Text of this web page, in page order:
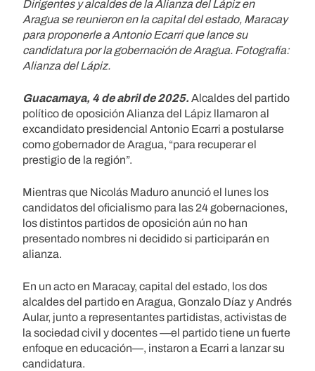
Dirigentes y alcaldes de la Alianza del Lápiz en
Aragua se reunieron en la capital del estado, Maracay
para proponerle a Antonio Ecarri que lance su
candidatura por la gobernación de Aragua. Fotografía:
Alianza del Lápiz.
Guacamaya, 4 de abril de 2025. Alcaldes del partido
político de oposición Alianza del Lápiz llamaron al
excandidato presidencial Antonio Ecarri a postularse
como gobernador de Aragua, “para recuperar el
prestigio de la región”.
Mientras que Nicolás Maduro anunció el lunes los
candidatos del oficialismo para las 24 gobernaciones,
los distintos partidos de oposición aún no han
presentado nombres ni decidido si participarán en
alianza.
En un acto en Maracay, capital del estado, los dos
alcaldes del partido en Aragua, Gonzalo Díaz y Andrés
Aular, junto a representantes partidistas, activistas de
la sociedad civil y docentes —el partido tiene un fuerte
enfoque en educación—, instaron a Ecarri a lanzar su
candidatura.